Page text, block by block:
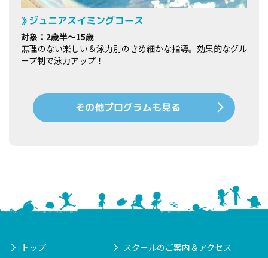
ジュニアスイミングコース
対象：2歳半～15歳
無理のない楽しい＆泳力別のきめ細かな指導。効果的なグル
ープ制で泳力アップ！
その他プログラムも見る
トップ スクールのご案内＆アクセス